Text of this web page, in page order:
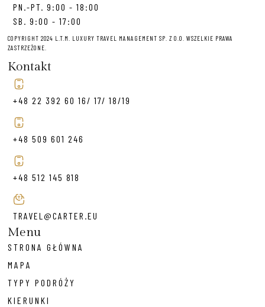
PN.-PT. 9:00 - 18:00
SB. 9:00 - 17:00
COPYRIGHT 2024 L.T.M. LUXURY TRAVEL MANAGEMENT SP. Z O.O. WSZELKIE PRAWA
ZASTRZEŻONE.
Kontakt
+48 22 392 60 16/ 17/ 18/19
+48 509 601 246
+48 512 145 818
TRAVEL@CARTER.EU
Menu
STRONA GŁÓWNA
MAPA
TYPY PODRÓŻY
KIERUNKI